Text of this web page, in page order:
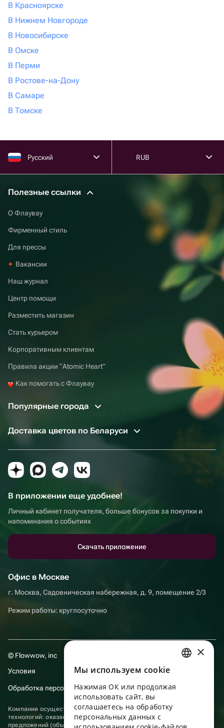
В Красноярске
В Нижнем Новгороде
В Новосибирске
В Омске
В Перми
В Ростове-на-Дону
В Самаре
В Томске
Русский RUB
Полезные ссылки
О Флаувау
Фирменный стиль
Для прессы
Вакансии
Наш журнал
Центр помощи
Разместить магазин
Стать курьером
Корпоративным клиентам
Правила акции “Atomic Heart”
Как помогать с Флаувау
Популярные города
Доставка цветов по Беларуси
В приложении еще удобнее!
Личный кабинет получателя, больше бонусов за покупки и
напоминания о событиях
Скачать приложение
Офис в Москве
г. Москва, Садовническая набережная, д. 9, помещение 2/3
Режим работы: круглосуточно
© Flowwow, inc
Условия
Обработка персональных данных
Компания осуществляет деятельность в области информационных
технологий: оказание услуг в сети “Интернет” по размещению
предложений (объявлений) продавцов о реализации товаров.
ENGLISH
UKRAINIAN
PORTUGUESE
×
Мы используем сookie
Нажимая ОК или продолжая
использовать сайт, вы
соглашаетесь на обработку
персональных данных с